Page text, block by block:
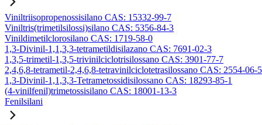
Viniltriisopropenossisilano CAS: 15332-99-7
Viniltris(trimetilsilossi)silano CAS: 5356-84-3
Vinildimetilclorosilano CAS: 1719-58-0
1,3-Divinil-1,1,3,3-tetrametildisilazano CAS: 7691-02-3
1,3,5-trimetil-1,3,5-trivinilciclotrisilossano CAS: 3901-77-7
2,4,6,8-tetrametil-2,4,6,8-tetravinilciclotetrasilossano CAS: 2554-06-5
1,3-Divinil-1,1,3,3-Tetrametossidisilossano CAS: 18293-85-1
(4-vinilfenil)trimetossisilano CAS: 18001-13-3
Fenilsilani